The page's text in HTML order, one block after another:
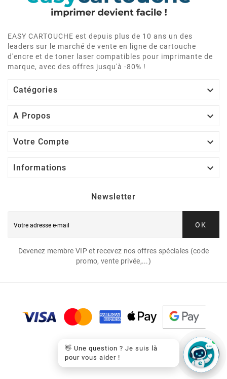
EASY CARTOUCHE est depuis plus de 10 ans un des
leaders sur le marché de vente en ligne de cartouche
d'encre et de toner laser compatibles pour imprimante de
marque, avec des offres jusqu'à -80% !
Catégories 
A Propos 
Votre Compte 
Informations 
Newsletter
OK
Devenez membre VIP et recevez nos offres spéciales (code
promo, vente privée,...)
👋 Une question ? Je suis là
pour vous aider !
© 2026 - EasyCartouche™